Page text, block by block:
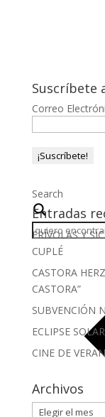
Suscríbete
Correo
Search
Entradas
FRÍVOLAS Y
CUPLÉ
CASTORA
CASTORA”
SUBVENCIÓN
ECLIPSE
CINE DE
Archivos
Archivos